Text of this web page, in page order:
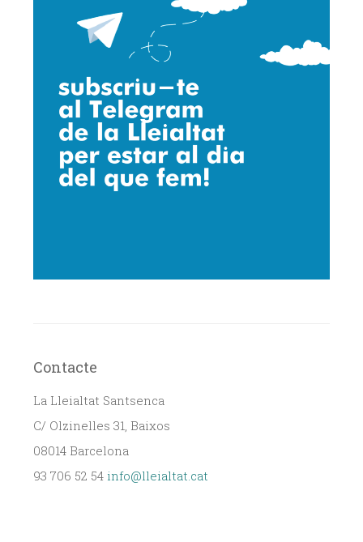
Contacte
La Lleialtat Santsenca
C/ Olzinelles 31, Baixos
08014 Barcelona
93 706 52 54 info@lleialtat.cat